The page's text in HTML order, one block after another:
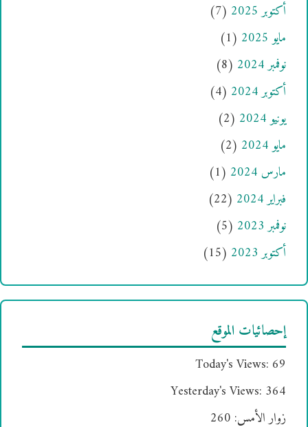
أكتوبر 2025
(7)
مايو 2025
(1)
نوفمبر 2024
(8)
أكتوبر 2024
(4)
يونيو 2024
(2)
مايو 2024
(2)
مارس 2024
(1)
فبراير 2024
(22)
نوفمبر 2023
(5)
أكتوبر 2023
(15)
إحصائيات الموقع
Today's Views: 69
Yesterday's Views: 364
زوار الأمس: 260